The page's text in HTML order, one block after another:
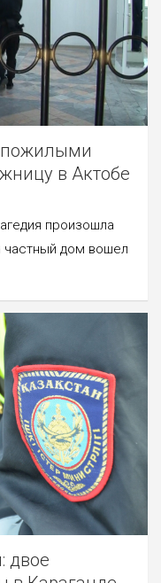
пожилыми
в Актобе
произошла
частный дом вошел
двое